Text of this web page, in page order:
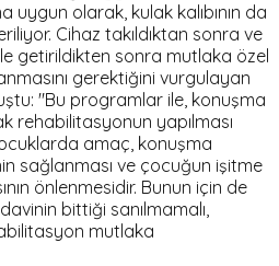
uygun olarak, kulak kalıbının da
Cihaz takıldıktan sonra ve
getirildikten sonra mutlaka özel
gerektiğini vurgulayan
"Bu programlar ile, konuşma
rehabilitasyonun yapılması
amaç, konuşma
sağlanması ve çocuğun işitme
önlenmesidir. Bunun için de
bittiği sanılmamalı,
mutlaka